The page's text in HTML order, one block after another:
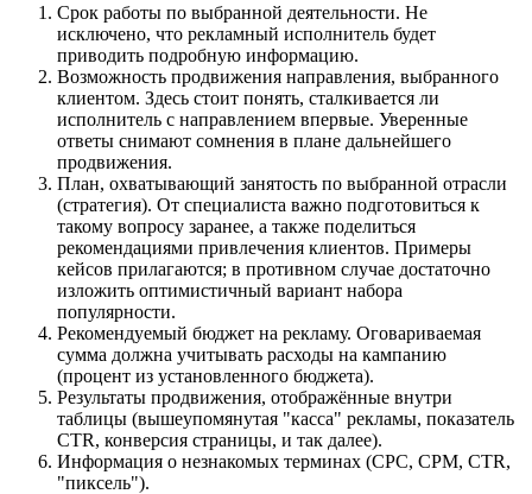
Срок работы по выбранной деятельности. Не
исключено, что рекламный исполнитель будет
приводить подробную информацию.
Возможность продвижения направления, выбранного
клиентом. Здесь стоит понять, сталкивается ли
исполнитель с направлением впервые. Уверенные
ответы снимают сомнения в плане дальнейшего
продвижения.
План, охватывающий занятость по выбранной отрасли
(стратегия). От специалиста важно подготовиться к
такому вопросу заранее, а также поделиться
рекомендациями привлечения клиентов. Примеры
кейсов прилагаются; в противном случае достаточно
изложить оптимистичный вариант набора
популярности.
Рекомендуемый бюджет на рекламу. Оговариваемая
сумма должна учитывать расходы на кампанию
(процент из установленного бюджета).
Результаты продвижения, отображённые внутри
таблицы (вышеупомянутая "касса" рекламы, показатель
CTR, конверсия страницы, и так далее).
Информация о незнакомых терминах (CPC, CPM, CTR,
"пиксель").